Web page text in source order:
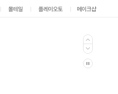
몰테일 플레이오토 메이크샵